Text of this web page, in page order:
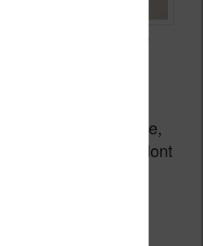
ont une librairie intégrée qui permet de
chère est
(prix 2026 de base,
propose tout ce dont
liseuse :